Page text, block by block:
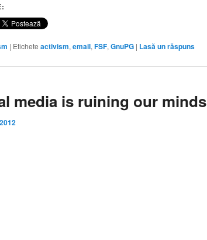
| Etichete activism, email, FSF, GnuPG | Lasă un răspuns
media is ruining our minds